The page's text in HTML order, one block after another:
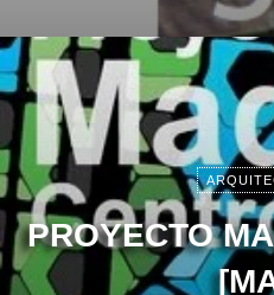
PROYECTO